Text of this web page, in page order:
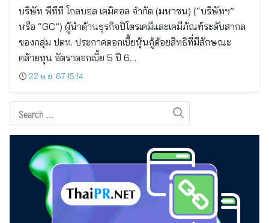
บริษัท พีทีที โกลบอล เคมิคอล จำกัด (มหาชน) (“บริษัทฯ”
หรือ “GC”) ผู้นำด้านธุรกิจปิโตรเคมีและเคมีภัณฑ์ระดับสากล
ของกลุ่ม ปตท. ประกาศดอกเบี้ยหุ้นกู้ด้อยสิทธิที่มีลักษณะ
คล้ายทุน อัตราดอกเบี้ย 5 ปี 6…
22 พ.ย. 67 15:14